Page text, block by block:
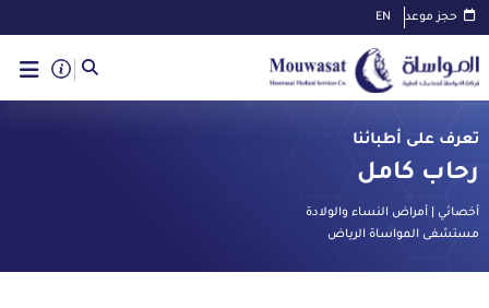
حجز موعد EN
تعرف على أطبائنا
رحاب كامل
أخصائي | أمراض النساء والولادة
مستشفى المواساة الرياض